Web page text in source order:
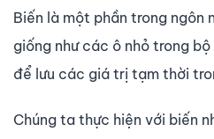
Biến là một phần trong ngôn
giống như các ô nhỏ trong
để lưu các giá trị tạm thời
Chúng ta thực hiện với biến